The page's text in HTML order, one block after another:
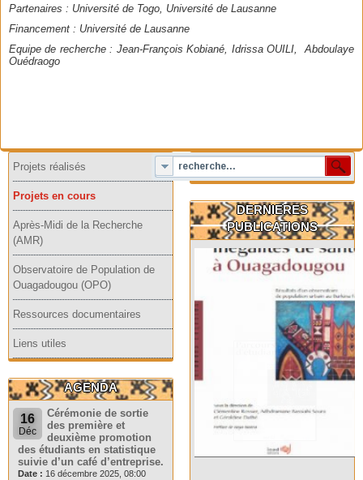
Partenaires : Université de Togo, Université de Lausanne
Financement : Université de Lausanne
Equipe de recherche : Jean-François Kobiané, Idrissa OUILI, Abdoulaye
Ouédraogo
Projets réalisés
Projets en cours
Après-Midi de la Recherche
(AMR)
Observatoire de Population de
Ouagadougou (OPO)
Ressources documentaires
Liens utiles
AGENDA
16
Déc
Cérémonie de sortie
des première et
deuxième promotion
des étudiants en statistique
suivie d’un café d’entreprise.
Date : 16 décembre 2025, 08:00
DERNIERES
PUBLICATIONS